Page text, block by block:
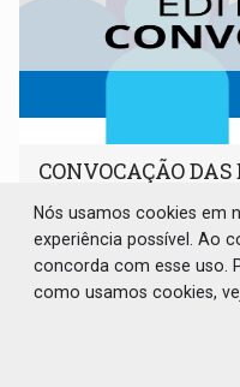
CONVOCAÇÃO DAS
Publicações Legais
Nós usamos cookies em
experiência possível. Ao
concorda com esse uso.
como usamos cookies,